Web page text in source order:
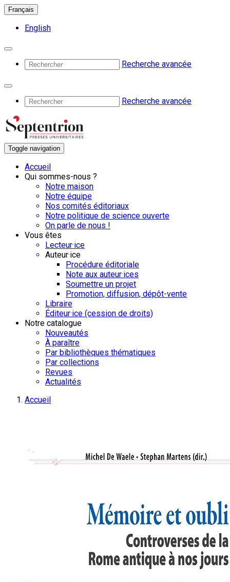
Français
English
Recherche avancée
Recherche avancée
Toggle navigation
Accueil
Qui sommes-nous ?
Notre maison
Notre équipe
Nos comités éditoriaux
Notre politique de science ouverte
On parle de nous !
Vous êtes
Lecteur·ice
Auteur·ice
Procédure éditoriale
Note aux auteur·ices
Soumettre un projet
Promotion, diffusion, dépôt-vente
Libraire
Éditeur·ice (cession de droits)
Notre catalogue
Nouveautés
À paraître
Par bibliothèques thématiques
Par collections
Revues
Actualités
Accueil